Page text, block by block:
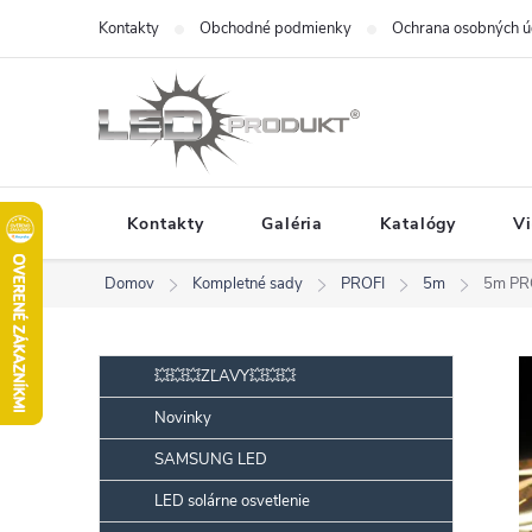
obsah
Kontakty Obchodné podmienky Ochrana osobných
Kontakty Galéria Katalógy
Domov Kompletné sady PROFI 5m 5m
o
č
n
Preskočiť
kategórie💥💥💥ZĽAVY💥💥💥
Novinky
SAMSUNG LED
LED solárne osvetlenie